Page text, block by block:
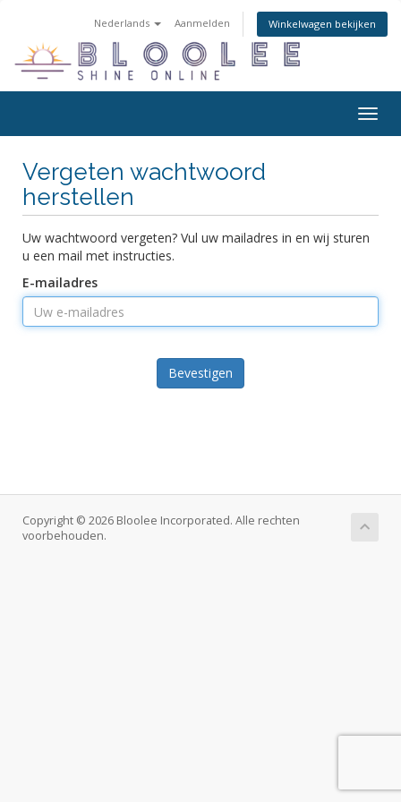
Nederlands Aanmelden Winkelwagen bekijken
in-/
Vergeten wachtwoord
herstellen
Uw wachtwoord vergeten? Vul uw mailadres in en wij sturen
u een mail met instructies.
E-mailadres
Bevestigen
Copyright © 2026 Bloolee Incorporated. Alle rechten
voorbehouden.